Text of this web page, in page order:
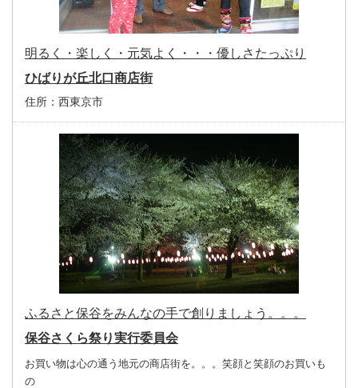
明るく・楽しく・元気よく・・・優しさたっぷり
ひばりが丘北口商店街
住所： 西東京市
ふるさと保谷をみんなの手で創りましょう。。。
保谷さくら祭り実行委員会
お買い物は心の通う地元の商店街を。。。笑顔と笑顔のお買いも
の